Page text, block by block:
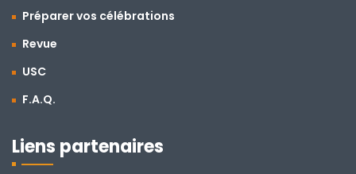
Préparer vos célébrations
Revue
USC
F.A.Q.
Liens partenaires